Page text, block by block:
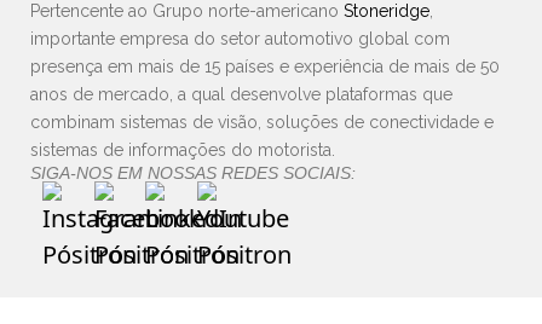
Pertencente ao Grupo norte-americano Stoneridge
importante empresa do setor automotivo global com
presença em mais de 15 países e experiência de mais de 50
anos de mercado, a qual desenvolve plataformas que
combinam sistemas de visão, soluções de conectividade e
sistemas de informações do motorista.
SIGA-NOS EM NOSSAS REDES SOCIAIS: